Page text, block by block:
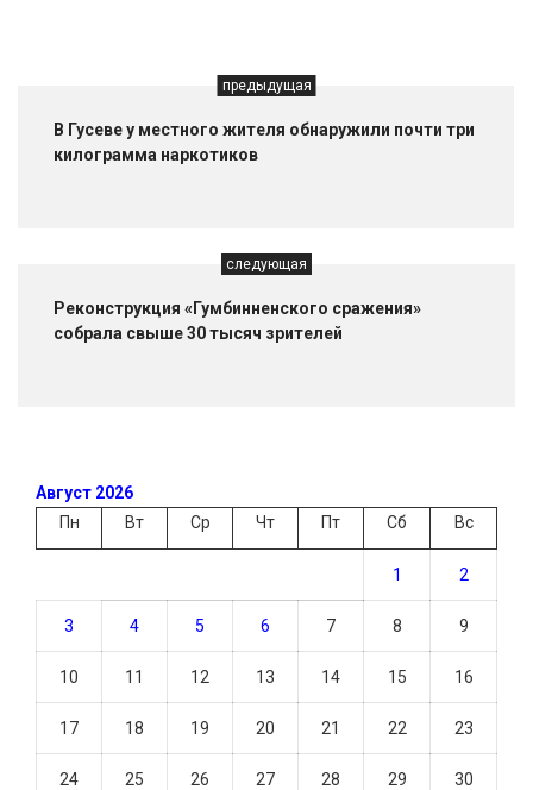
предыдущая
В Гусеве у местного жителя обнаружили почти три
килограмма наркотиков
следующая
Реконструкция «Гумбинненского сражения»
собрала свыше 30 тысяч зрителей
Август 2026
Пн
Вт Ср Чт Пт Сб Вс
1 2
3 4 5 6 7 8 9
10 11 12 13 14 15 16
17 18 19 20 21 22 23
24 25 26 27 28 29 30